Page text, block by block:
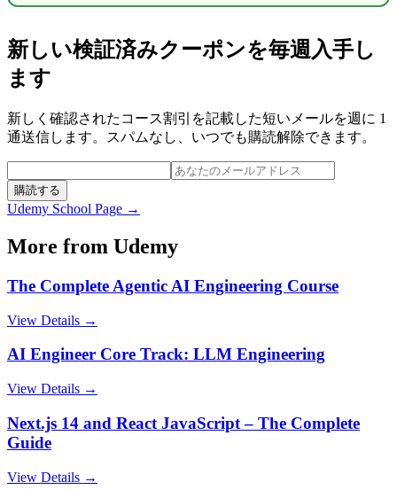
新しい検証済みクーポンを毎週入手し
ます
新しく確認されたコース割引を記載した短いメールを週に 1
通送信します。スパムなし、いつでも購読解除できます。
購読する
Udemy School Page →
More from Udemy
The Complete Agentic AI Engineering Course
View Details →
AI Engineer Core Track: LLM Engineering
View Details →
Next.js 14 and React JavaScript – The Complete
Guide
View Details →